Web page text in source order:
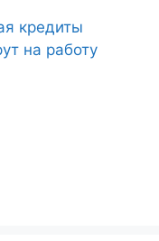
кредиты
на работу